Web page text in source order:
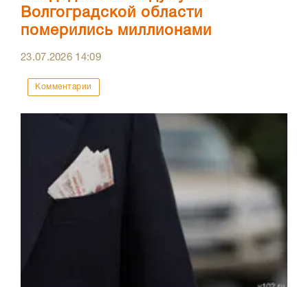
Волгоградской области
померились миллионами
23.07.2026 14:09
Комментарии